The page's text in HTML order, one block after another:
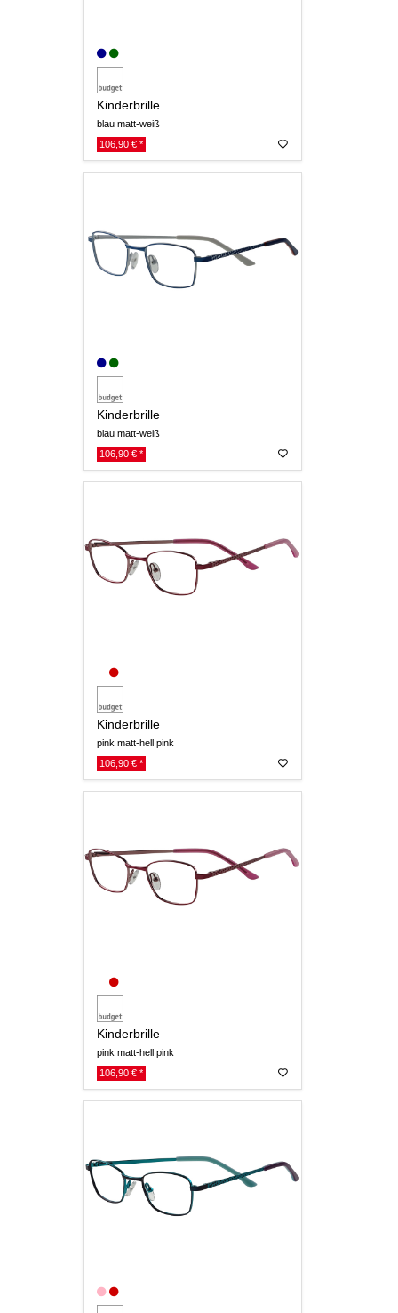
Kinderbrille
blau matt-weiß
106,90 € *
Kinderbrille
blau matt-weiß
106,90 € *
Kinderbrille
pink matt-hell pink
106,90 € *
Kinderbrille
pink matt-hell pink
106,90 € *